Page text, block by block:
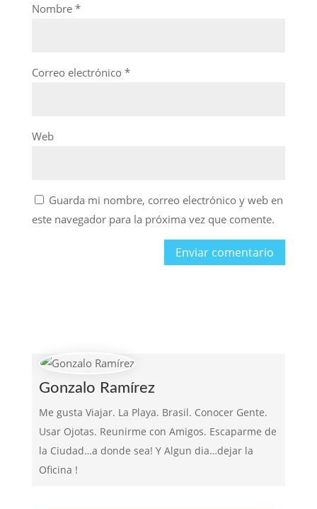
Nombre *
Correo electrónico *
Web
Guarda mi nombre, correo electrónico y web en
este navegador para la próxima vez que comente.
Gonzalo Ramírez
Me gusta Viajar. La Playa. Brasil. Conocer Gente.
Usar Ojotas. Reunirme con Amigos. Escaparme de
la Ciudad…a donde sea! Y Algun dia…dejar la
Oficina !